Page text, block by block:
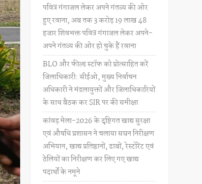
पवित्र गंगाजल लेकर अपने गंतव्य की ओर
हुए रवाना, अब तक 3 करोड़ 19 लाख 48
हजार शिवभक्त पवित्र गंगाजल लेकर अपने-
अपने गंतव्य की ओर हो चुके हैं रवाना
BLO और फील्ड स्टॉफ को प्रोत्साहित करें
जिलाधिकारी: सीईओ, मुख्य निर्वाचन
अधिकारी ने मंडलायुक्तों और जिलाधिकारियों
के साथ बैठक कर SIR पर की समीक्षा
कांवड़ मेला-2026 के दृष्टिगत खाद्य सुरक्षा
एवं औषधि प्रशासन ने चलाया सघन निरीक्षण
अभियान, खाद्य प्रतिष्ठानों, ढाबों, रेस्टोरेंट एवं
ठेलियों का निरीक्षण कर लिए गए खाद्य
पदार्थों के नमूने